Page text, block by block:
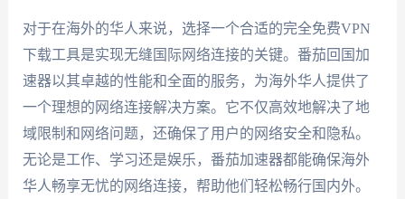
对于在海外的华人来说，选择一个合适的完全免费VPN
下载工具是实现无缝国际网络连接的关键。番茄回国加
速器以其卓越的性能和全面的服务，为海外华人提供了
一个理想的网络连接解决方案。它不仅高效地解决了地
域限制和网络问题，还确保了用户的网络安全和隐私。
无论是工作、学习还是娱乐，番茄加速器都能确保海外
华人畅享无忧的网络连接，帮助他们轻松畅行国内外。